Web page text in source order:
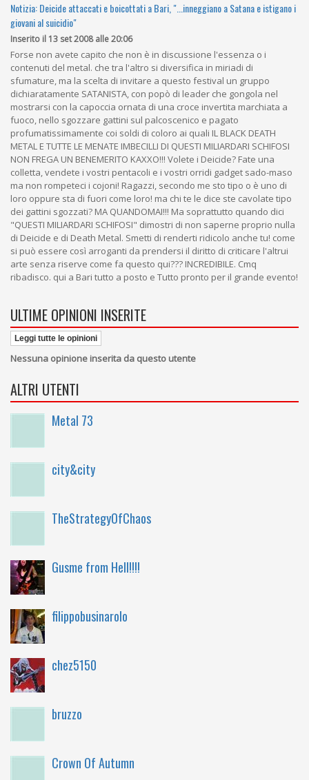
Notizia: Deicide attaccati e boicottati a Bari, "...inneggiano a Satana e istigano i
giovani al suicidio"
Inserito il 13 set 2008 alle 20:06
Forse non avete capito che non è in discussione l'essenza o i
contenuti del metal. che tra l'altro si diversifica in miriadi di
sfumature, ma la scelta di invitare a questo festival un gruppo
dichiaratamente SATANISTA, con popò di leader che gongola nel
mostrarsi con la capoccia ornata di una croce invertita marchiata a
fuoco, nello sgozzare gattini sul palcoscenico e pagato
profumatissimamente coi soldi di coloro ai quali IL BLACK DEATH
METAL E TUTTE LE MENATE IMBECILLI DI QUESTI MILIARDARI SCHIFOSI
NON FREGA UN BENEMERITO KAXXO!!! Volete i Deicide? Fate una
colletta, vendete i vostri pentacoli e i vostri orridi gadget sado-maso
ma non rompeteci i cojoni! Ragazzi, secondo me sto tipo o è uno di
loro oppure sta di fuori come loro! ma chi te le dice ste cavolate tipo
dei gattini sgozzati? MA QUANDOMAI!!! Ma soprattutto quando dici
"QUESTI MILIARDARI SCHIFOSI" dimostri di non saperne proprio nulla
di Deicide e di Death Metal. Smetti di renderti ridicolo anche tu! come
si può essere così arroganti da prendersi il diritto di criticare l'altrui
arte senza riserve come fa questo qui??? INCREDIBILE. Cmq
ribadisco. qui a Bari tutto a posto e Tutto pronto per il grande evento!
ULTIME OPINIONI INSERITE
Leggi tutte le opinioni
Nessuna opinione inserita da questo utente
ALTRI UTENTI
Metal 73
city&city
TheStrategyOfChaos
Gusme from Hell!!!!
filippobusinarolo
chez5150
bruzzo
Crown Of Autumn